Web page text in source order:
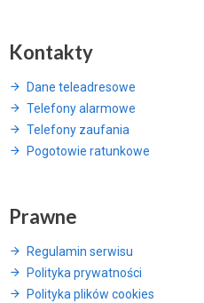
Kontakty
Dane teleadresowe
Telefony alarmowe
Telefony zaufania
Pogotowie ratunkowe
Prawne
Regulamin serwisu
Polityka prywatności
Polityka plików cookies